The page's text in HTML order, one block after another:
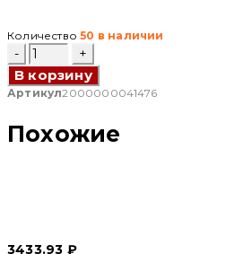
Количество 50 в наличии
Количество
товара
Наконечник
с
E
В корзину
Артикул2000000041476
Похожие
3433.93 ₽